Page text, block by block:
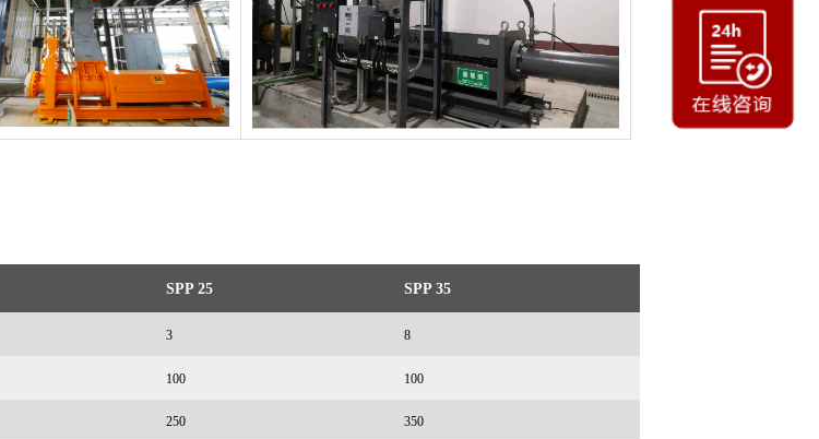
SPP 25 SPP 35
3 8
100 100
250 350